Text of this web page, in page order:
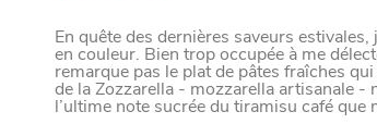
MANGER
En quête des dernières saveurs
en couleur. Bien trop occupée à me
remarque pas le plat de pâtes fraîches
de la Zozzarella - mozzarella artisanale -
l’ultime note sucrée du tiramisu café